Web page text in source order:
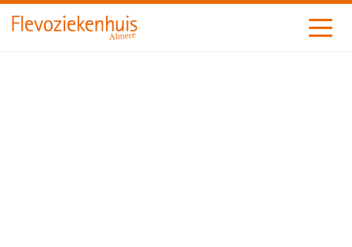
Almere